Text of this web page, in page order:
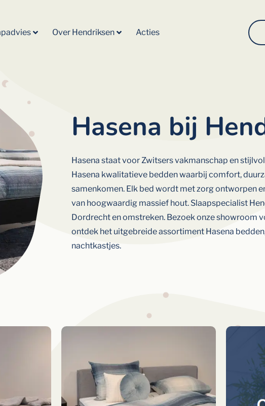
Over Hendriksen Acties
Hasena bij
Hasena staatvoor Zwitsersvakmanschap enstijlvol
Hasena kwalitatieve beddenwaarbij comfort,
samenkomen. Elk bed wordt met zorgontworpen
van hoogwaardig massief hout. Slaapspecialist
Dordrechtenomstreken. Bezoek onzeshowroom
ontdek het uitgebreideassortiment Hasena
nachtkastjes.